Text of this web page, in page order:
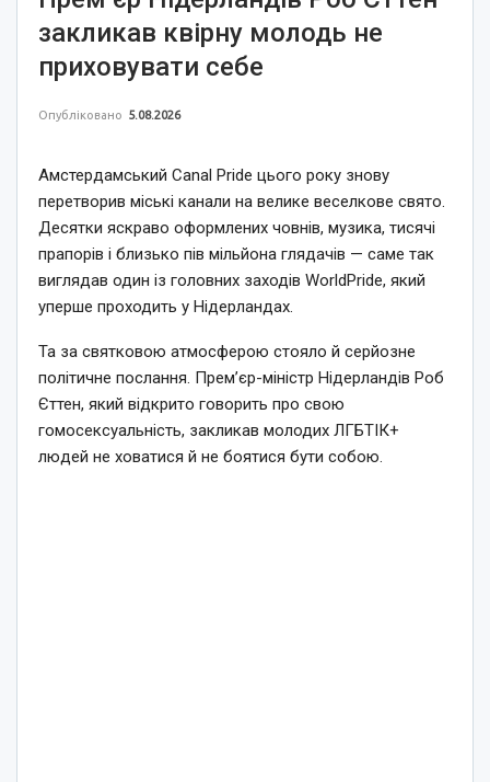
закликав квірну молодь не
приховувати себе
Опубліковано 5.08.2026
Амстердамський Canal Pride цього року знову
перетворив міські канали на велике веселкове свято.
Десятки яскраво оформлених човнів, музика, тисячі
прапорів і близько пів мільйона глядачів — саме так
виглядав один із головних заходів WorldPride, який
уперше проходить у Нідерландах.
Та за святковою атмосферою стояло й серйозне
політичне послання. Прем’єр-міністр Нідерландів Роб
Єттен, який відкрито говорить про свою
гомосексуальність, закликав молодих ЛГБТІК+
людей не ховатися й не боятися бути собою.